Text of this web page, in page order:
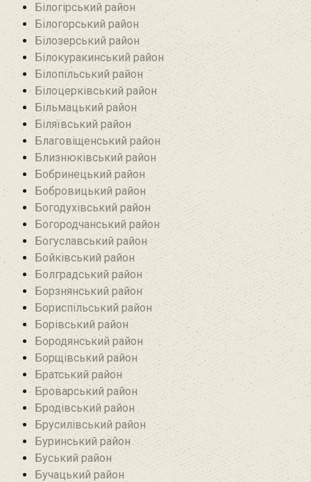
Білогірський район
Білогорський район
Білозерський район
Білокуракинський район‎
Білопільський район
Білоцерківський район
Більмацький район
Біляївський район‎
Благовіщенський район
Близнюківський район
Бобринецький район
Бобровицький район
Богодухівський район
Богородчанський район
Богуславський район
Бойківський район
Болградський район
Борзнянський район
Бориспільський район
Борівський район
Бородянський район
Борщівський район‎
Братський район‎
Броварський район
Бродівський район‎
Брусилівський район‎
Буринський район
Буський район‎
Бучацький район